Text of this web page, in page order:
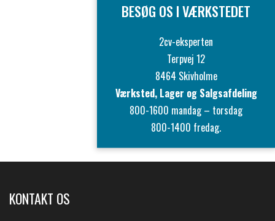
BESØG OS I VÆRKSTEDET
2cv-eksperten
Terpvej 12
8464 Skivholme
Værksted, Lager og Salgsafdeling
800-1600 mandag – torsdag
800-1400 fredag.
KONTAKT OS